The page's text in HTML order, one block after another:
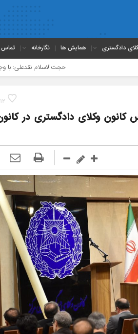
دادگستری همایش ها نگارخانه تماس
نقدعلی: با وجود افزایش چشمگیر
12
کانون وکلای دادگستری در